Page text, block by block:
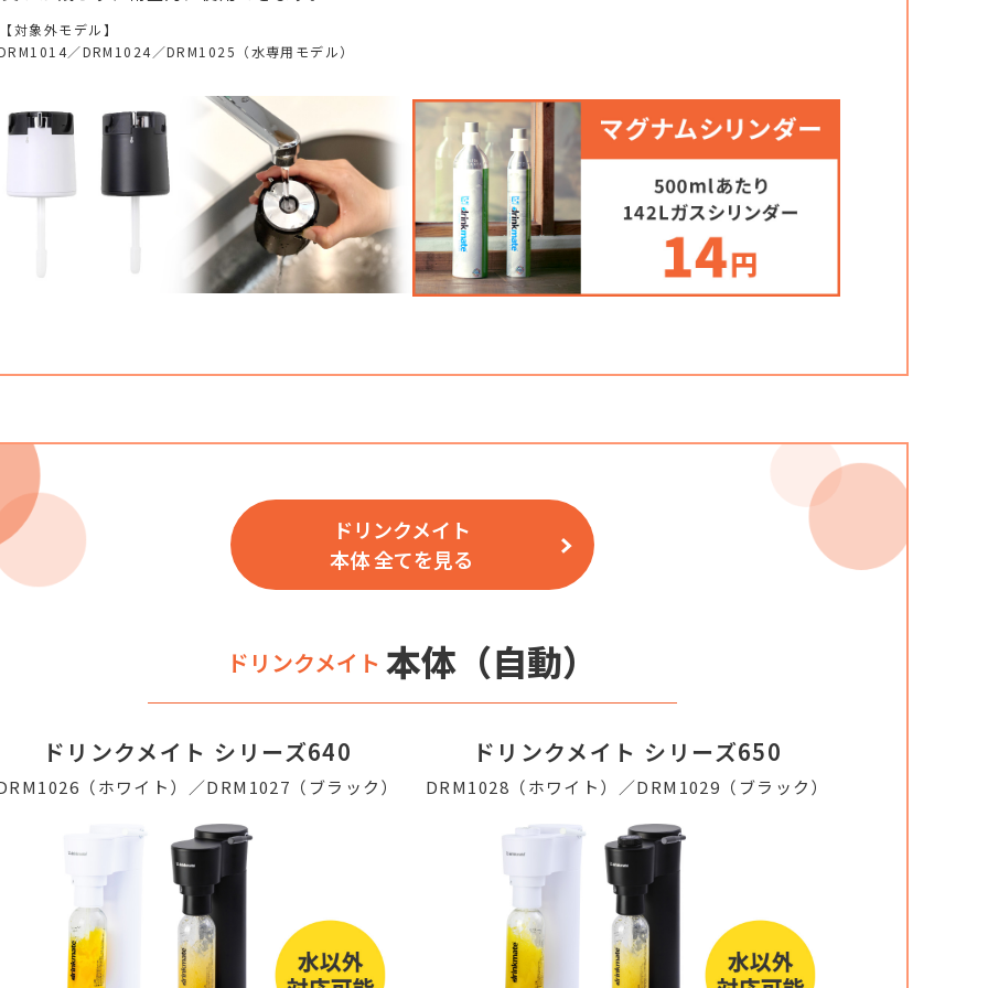
対象外モデル】
／DRM1024／DRM1025（水専用モデル）
ドリンクメイト
本体 全てを見る
ドリンクメイト 本体（自動）
ドリンクメイト シリーズ640
（ホワイト）／DRM1027（ブラック）
ドリンクメイト シリーズ650
DRM1028（ホワイト）／DRM1029（ブラック）